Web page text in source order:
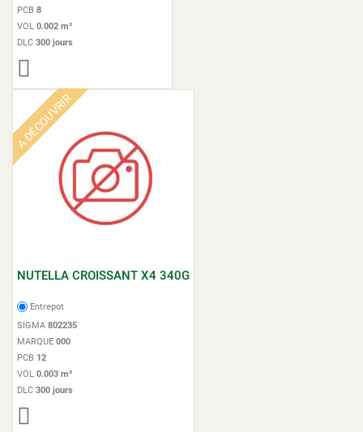
PCB 8
VOL 0.002 m³
DLC 300 jours
A DÉCOUVRIR
NUTELLA CROISSANT X4 340G
Entrepot
SIGMA 802235
MARQUE 000
PCB 12
VOL 0.003 m³
DLC 300 jours